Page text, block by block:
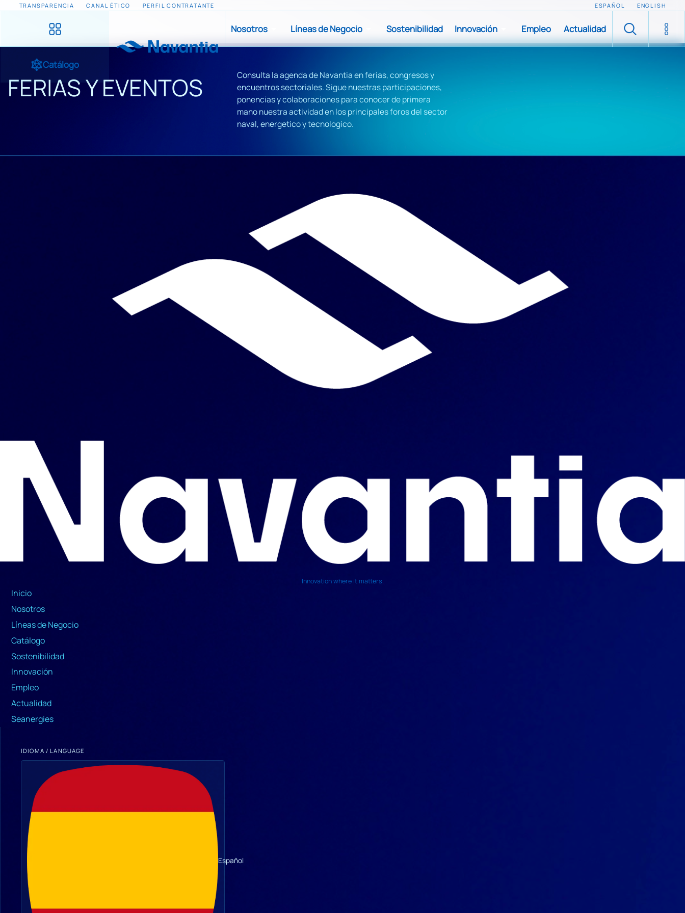
TRANSPARENCIA CANAL ÉTICO PERFIL CONTRATANTE ESPAÑOL ENGLISH
Catálogo
Nosotros Líneas de Negocio Sostenibilidad Innovación Empleo Actualidad
FERIAS Y EVENTOS
Consulta la agenda de Navantia en ferias, congresos y
encuentros sectoriales. Sigue nuestras participaciones,
ponencias y colaboraciones para conocer de primera
mano nuestra actividad en los principales foros del sector
naval, energetico y tecnologico.
Innovation where it matters.
Inicio
Nosotros
Líneas de Negocio
Catálogo
Sostenibilidad
Innovación
Empleo
Actualidad
Seanergies
IDIOMA / LANGUAGE
Español